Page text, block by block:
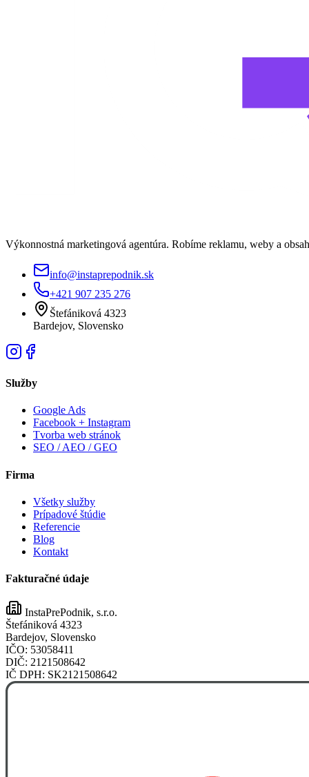
Výkonnostná marketingová agentúra. Robíme reklamu, weby a
info@instaprepodnik.sk
+421 907 235 276
Štefániková 4323
Bardejov, Slovensko
Služby
Google Ads
Facebook + Instagram
Tvorba web stránok
SEO / AEO / GEO
Firma
Všetky služby
Prípadové štúdie
Referencie
Blog
Kontakt
Fakturačné údaje
InstaPrePodnik, s.r.o.
Štefániková 4323
Bardejov, Slovensko
IČO: 53058411
DIČ: 2121508642
IČ DPH: SK2121508642